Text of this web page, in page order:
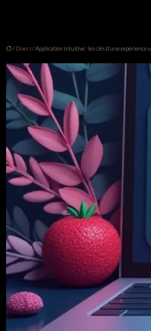
/ Divers/ Application intuitive : les clés d’une expérience